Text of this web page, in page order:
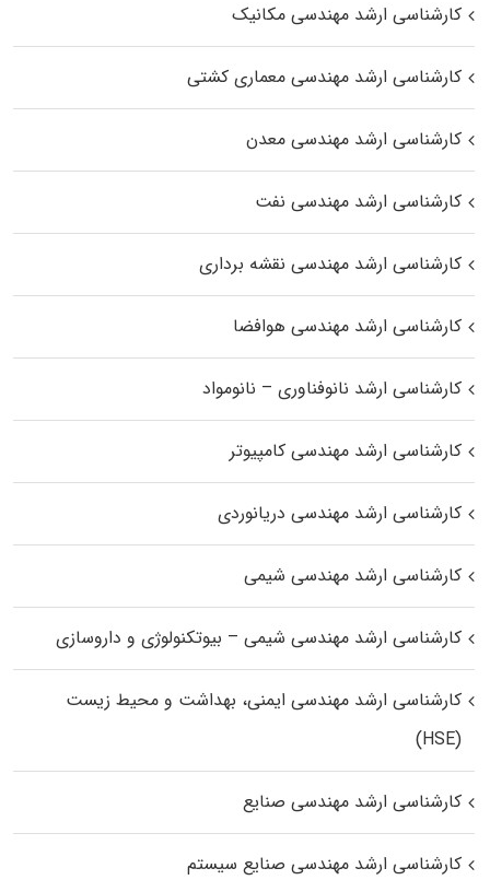
کارشناسی ارشد مهندسی مکانیک
کارشناسی ارشد مهندسی معماری کشتی
کارشناسی ارشد مهندسی معدن
کارشناسی ارشد مهندسی نفت
کارشناسی ارشد مهندسی نقشه برداری
کارشناسی ارشد مهندسی هوافضا
کارشناسی ارشد نانوفناوری – نانومواد
کارشناسی ارشد مهندسی کامپیوتر
کارشناسی ارشد مهندسی دریانوردی
کارشناسی ارشد مهندسی شیمی
کارشناسی ارشد مهندسی شیمی – بیوتکنولوژی و داروسازی
کارشناسی ارشد مهندسی ایمنی، بهداشت و محیط زیست
(HSE)
کارشناسی ارشد مهندسی صنایع
کارشناسی ارشد مهندسی صنایع سیستم